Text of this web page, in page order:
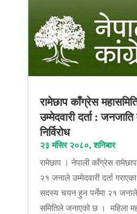
रामेछाप काँग्रेस
उम्मेदवारी दर्ता :
निर्विरोध
२३ मंसिर २०८०, शनिबार
रामेछाप । नेपाली काँग्रेस
२१ जनाले उम्मेदवारी दर्ता
सदस्य चयन हुन पर्नेमा २१ जनाले
समितिले जनाएको छ । महिला